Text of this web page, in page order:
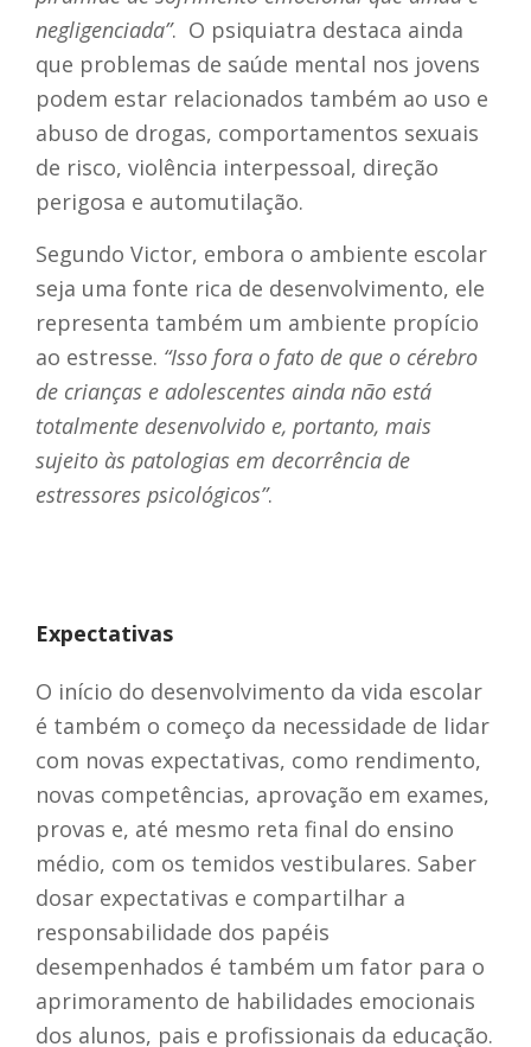
negligenciada”. O psiquiatra destaca ainda
que problemas de saúde mental nos jovens
podem estar relacionados também ao uso e
abuso de drogas, comportamentos sexuais
de risco, violência interpessoal, direção
perigosa e automutilação.
Segundo Victor, embora o ambiente escolar
seja uma fonte rica de desenvolvimento, ele
representa também um ambiente propício
ao estresse. “Isso fora o fato de que o cérebro
de crianças e adolescentes ainda não está
totalmente desenvolvido e, portanto, mais
sujeito às patologias em decorrência de
estressores psicológicos”.
Expectativas
O início do desenvolvimento da vida escolar
é também o começo da necessidade de lidar
com novas expectativas, como rendimento,
novas competências, aprovação em exames,
provas e, até mesmo reta final do ensino
médio, com os temidos vestibulares. Saber
dosar expectativas e compartilhar a
responsabilidade dos papéis
desempenhados é também um fator para o
aprimoramento de habilidades emocionais
dos alunos, pais e profissionais da educação.